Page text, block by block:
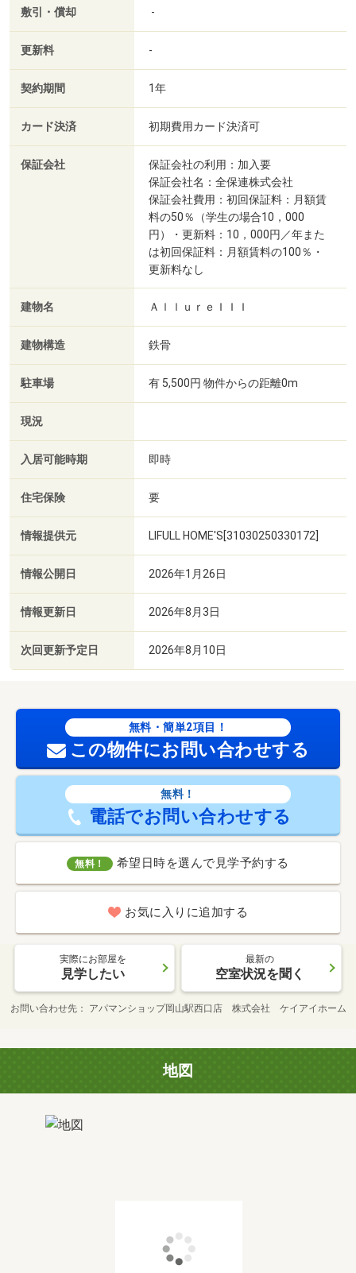
敷引・償却 -
更新料 -
契約期間 1年
カード決済 初期費用カード決済可
保証会社
保証会社の利用：加入要
保証会社名：全保連株式会社
保証会社費用：初回保証料：月額賃
料の50％（学生の場合10，000
円）・更新料：10，000円／年また
は初回保証料：月額賃料の100％・
更新料なし
建物名 ＡｌｌｕｒｅＩＩＩ
建物構造 鉄骨
駐車場 有 5,500円 物件からの距離0m
現況
入居可能時期 即時
住宅保険 要
情報提供元 LIFULL HOME'S[31030250330172]
情報公開日 2026年1月26日
情報更新日 2026年8月3日
次回更新予定日 2026年8月10日
無料・簡単2項目！
この物件にお問い合わせする
無料！
電話でお問い合わせする
無料！ 希望日時を選んで見学予約する
お気に入りに追加する
実際にお部屋を
見学したい
最新の
空室状況を聞く
お問い合わせ先 アパマンショップ岡山駅西口店 株式会社 ケイアイホーム
地図